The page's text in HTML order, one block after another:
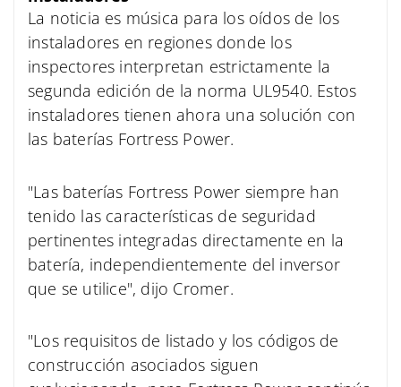
La noticia es música para los oídos de los
instaladores en regiones donde los
inspectores interpretan estrictamente la
segunda edición de la norma UL9540. Estos
instaladores tienen ahora una solución con
las baterías Fortress Power.
"Las baterías Fortress Power siempre han
tenido las características de seguridad
pertinentes integradas directamente en la
batería, independientemente del inversor
que se utilice", dijo Cromer.
"Los requisitos de listado y los códigos de
construcción asociados siguen